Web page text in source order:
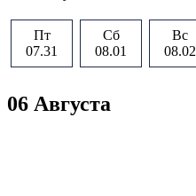
Пт
07.31
Сб
08.01
Вс
08.02
06 Августа